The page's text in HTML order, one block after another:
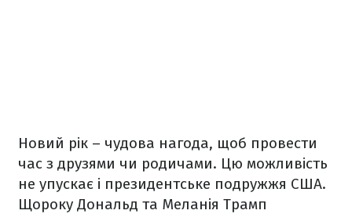
Новий рік – чудова нагода, щоб провести
час з друзями чи родичами. Цю можливість
не упускає і президентське подружжя США.
Щороку Дональд та Меланія Трамп